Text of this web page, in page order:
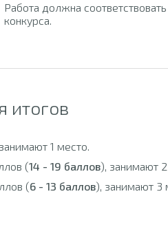
Работа должна
конкурса.
итогов
1 место.
(14 - 19 баллов), занимают
(6 - 13 баллов), занимают 3